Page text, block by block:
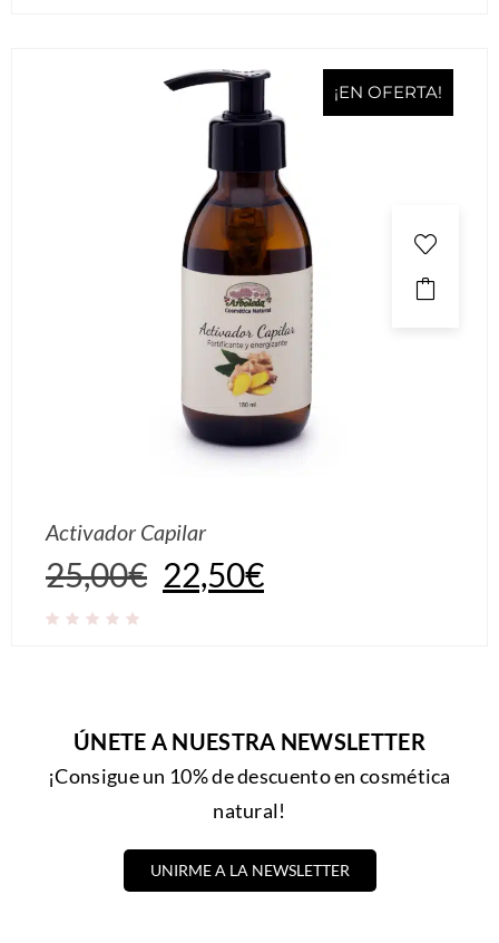
¡EN OFERTA!
Activador Capilar
25,00€ 22,50€
ÚNETE A NUESTRA NEWSLETTER
¡Consigue un 10% de descuento en cosmética
natural!
UNIRME A LA NEWSLETTER